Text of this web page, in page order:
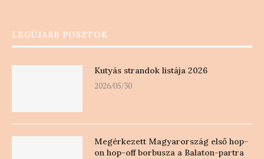
LEGÚJABB POSZTOK
Kutyás strandok listája 2026
2026/05/30
Megérkezett Magyarország első hop-
on hop-off borbusza a Balaton-partra